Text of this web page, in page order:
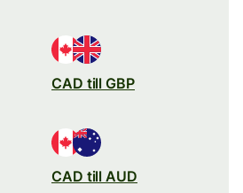
CAD till GBP
CAD till AUD